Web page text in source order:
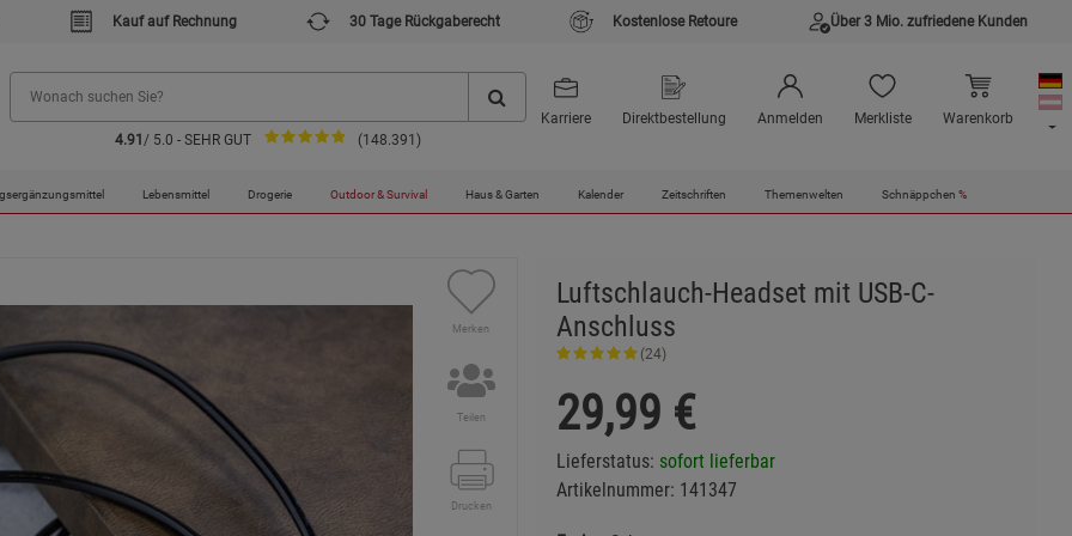
Kauf auf Rechnung 30 Tage Rückgaberecht Kostenlose Retoure Über 3 Mio. zufriedene Kunden
4.91 / 5.0 - SEHR GUT (148.391)
Karriere Direktbestellung Anmelden Merkliste Warenkorb
Lebensmittel Drogerie Outdoor & Survival Haus & Garten Kalender Zeitschriften Themenwelten Schnäppchen %
Headset mit USB-C-Anschluss
Merken
Teilen
Drucken
Luftschlauch-Headset mit USB-C-
Anschluss
(24)
29,99 €
Lieferstatus: sofort lieferbar
Artikelnummer: 141347